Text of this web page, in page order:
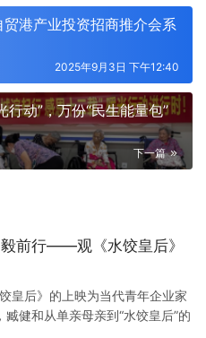
港产业投资招商推介会系
2025年9月3日 下午12:40
动”，万份“民生能量包”
下一篇
前行——观《水饺皇后》
皇后》的上映为当代青年企业家
健和从单亲母亲到“水饺皇后”的